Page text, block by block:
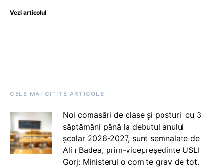
Vezi articolul
CELE MAI CITITE ARTICOLE
Noi comasări de clase și posturi, cu 3
săptămâni până la debutul anului
școlar 2026-2027, sunt semnalate de
Alin Badea, prim-vicepreședinte USLI
Gorj: Ministerul o comite grav de tot.